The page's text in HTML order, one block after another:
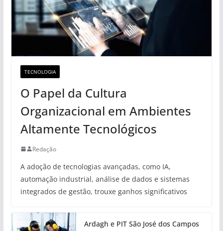
TECNOLOGIA
O Papel da Cultura
Organizacional em Ambientes
Altamente Tecnológicos
Redação
A adoção de tecnologias avançadas, como IA,
automação industrial, análise de dados e sistemas
integrados de gestão, trouxe ganhos significativos
Ardagh e PIT São José dos Campos